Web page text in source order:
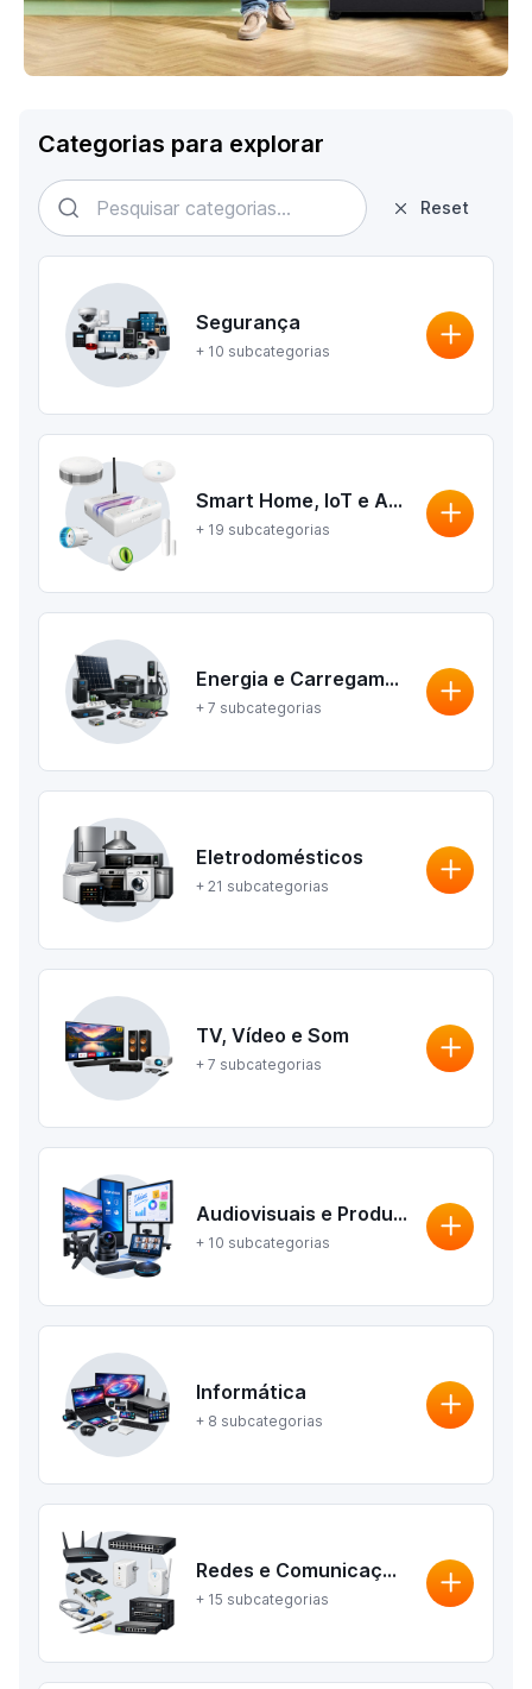
Categorias para explorar
Reset
Segurança
+ 10 subcategorias
Smart Home, IoT e Automação
+ 19 subcategorias
Energia e Carregamento
+ 7 subcategorias
Eletrodomésticos
+ 21 subcategorias
TV, Vídeo e Som
+ 7 subcategorias
Audiovisuais e Produtos Interativos
+ 10 subcategorias
Informática
+ 8 subcategorias
Redes e Comunicações
+ 15 subcategorias